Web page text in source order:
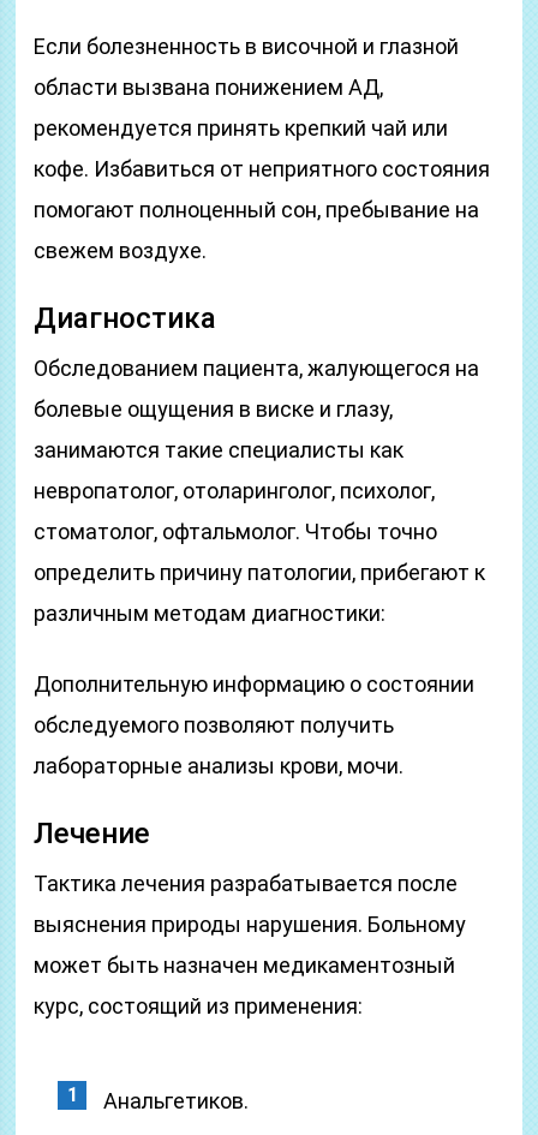
Если болезненность в височной и глазной
области вызвана понижением АД,
рекомендуется принять крепкий чай или
кофе. Избавиться от неприятного состояния
помогают полноценный сон, пребывание на
свежем воздухе.
Диагностика
Обследованием пациента, жалующегося на
болевые ощущения в виске и глазу,
занимаются такие специалисты как
невропатолог, отоларинголог, психолог,
стоматолог, офтальмолог. Чтобы точно
определить причину патологии, прибегают к
различным методам диагностики:
Дополнительную информацию о состоянии
обследуемого позволяют получить
лабораторные анализы крови, мочи.
Лечение
Тактика лечения разрабатывается после
выяснения природы нарушения. Больному
может быть назначен медикаментозный
курс, состоящий из применения:
Анальгетиков.